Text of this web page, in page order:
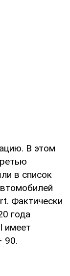
В этом
в список
Фактически
года
имеет
90.